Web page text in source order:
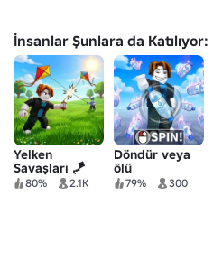
İnsanlar Şunlara da Katılıyor:
Yelken
Savaşları 🪁
80% 2.1K
Döndür veya
ölü
79% 300